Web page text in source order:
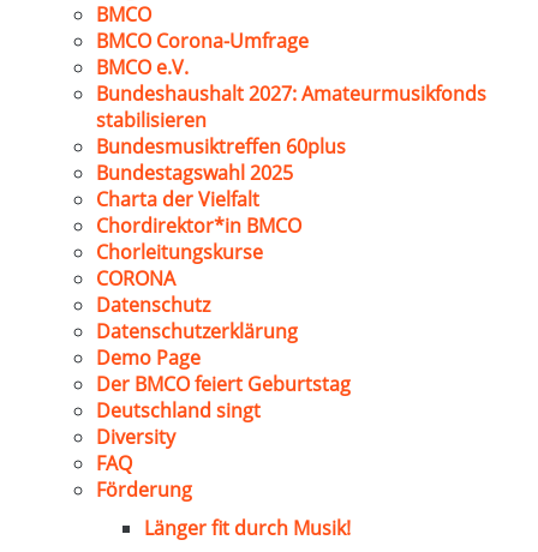
BMCO
BMCO Corona-Umfrage
BMCO e.V.
Bundeshaushalt 2027: Amateurmusikfonds
stabilisieren
Bundesmusiktreffen 60plus
Bundestagswahl 2025
Charta der Vielfalt
Chordirektor*in BMCO
Chorleitungskurse
CORONA
Datenschutz
Datenschutzerklärung
Demo Page
Der BMCO feiert Geburtstag
Deutschland singt
Diversity
FAQ
Förderung
Länger fit durch Musik!